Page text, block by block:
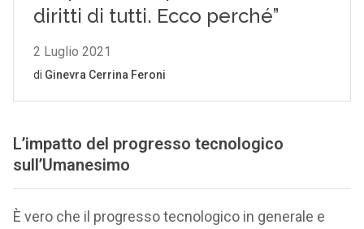
L’impatto del progresso tecnologico
sull’Umanesimo
È vero che il progresso tecnologico in generale e